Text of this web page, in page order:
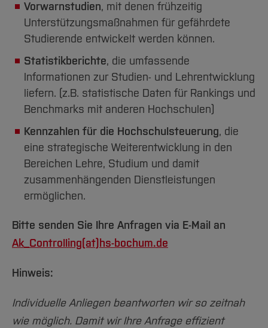
Arbeiten im FB G
Forschung und Projekte
International
Service
Studiengänge
Studieninteressierte
Aktuelles
Studium
Forschung und Entwicklung
International
Team
Service
Amtliche Bekanntmachungen
Notfall-Infos
BO Shop
Familiengerechte Hochschule
Gleichstellung
Vertretungen
Wahlen
Hochschulbibliothek
Hochschulkommunikation
Medienzentrum
qed-Stiftung
Zentrale Studienberatung
Vorwarnstudien, mit denen frühzeitig
Unterstützungsmaßnahmen für gefährdete
Studierende entwickelt werden können.
Statistikberichte, die umfassende
Informationen zur Studien- und Lehrentwicklung
liefern. (z.B. statistische Daten für Rankings und
Benchmarks mit anderen Hochschulen)
Kennzahlen für die Hochschulsteuerung, die
eine strategische Weiterentwicklung in den
Bereichen Lehre, Studium und damit
zusammenhängenden Dienstleistungen
ermöglichen.
Bitte senden Sie Ihre Anfragen via E-Mail an
Ak_Controlling(at)hs-bochum.de
Hinweis:
Individuelle Anliegen beantworten wir so zeitnah
wie möglich. Damit wir Ihre Anfrage effizient